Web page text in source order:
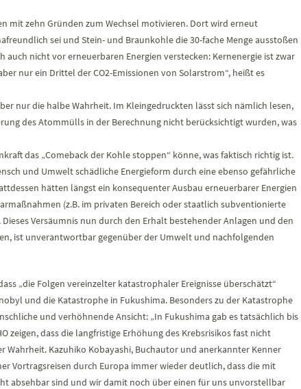
mit zehn Gründen zum Wechsel motivieren. Dort wird erneut
sei und Stein- und Braunkohle die 30-fache Menge ausstoßen
auch nicht vor erneuerbaren Energien verstecken: Kernenergie ist zwar
nur ein Drittel der CO2-Emissionen von Solarstrom“, heißt es
nur die halbe Wahrheit. Im Kleingedruckten lässt sich nämlich lesen,
des Atommülls in der Berechnung nicht berücksichtigt wurden, was
das „Comeback der Kohle stoppen“ könne, was faktisch richtig ist.
und Umwelt schädliche Energieform durch eine ebenso gefährliche
hätten längst ein konsequenter Ausbau erneuerbarer Energien
(z.B. im privaten Bereich oder staatlich subventionierte
Versäumnis nun durch den Erhalt bestehender Anlagen und den
ist unverantwortbar gegenüber der Umwelt und nachfolgenden
„die Folgen vereinzelter katastrophaler Ereignisse überschätzt“
und die Katastrophe in Fukushima. Besonders zu der Katastrophe
und verhöhnende Ansicht: „In Fukushima gab es tatsächlich bis
zeigen, dass die langfristige Erhöhung des Krebsrisikos fast nicht
Wahrheit. Kazuhiko Kobayashi, Buchautor und anerkannter Kenner
Vortragsreisen durch Europa immer wieder deutlich, dass die mit
absehbar sind und wir damit noch über einen für uns unvorstellbar